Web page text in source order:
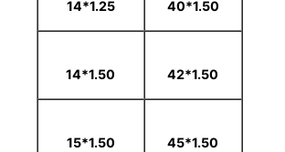
1.50*40
1.25*14
1.50*42
1.50*14
1.50*45
1.50*15